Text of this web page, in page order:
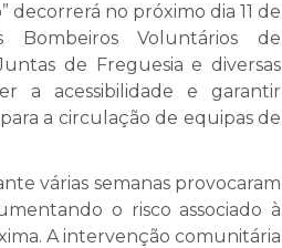
decorrerá no próximo dia 11 de
Bombeiros Voluntários de
de Freguesia e diversas
a acessibilidade e garantir
a circulação de equipas de
várias semanas provocaram
o risco associado à
A intervenção comunitária